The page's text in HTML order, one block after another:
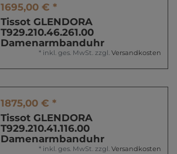
1695,00 € *
Tissot GLENDORA
T929.210.46.261.00
Damenarmbanduhr
* inkl. ges. MwSt. zzgl. Versandkosten
1875,00 € *
Tissot GLENDORA
T929.210.41.116.00
Damenarmbanduhr
* inkl. ges. MwSt. zzgl. Versandkosten